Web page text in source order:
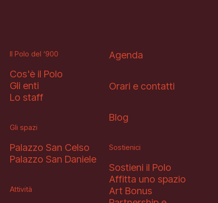
Il Polo del ‘900
Cos'è il Polo
Gli enti
Lo staff
Gli spazi
Palazzo San Celso
Palazzo San Daniele
Attività
Agenda
Orari e contatti
Blog
Sostienici
Sostieni il Polo
Affitta uno spazio
Art Bonus